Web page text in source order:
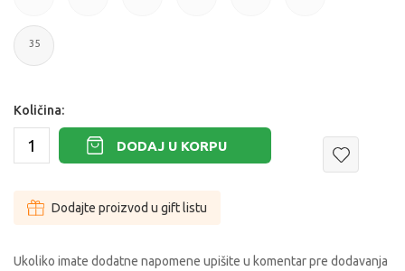
29
35
Količina:
DODAJ U KORPU
Dodajte proizvod u gift listu
Ukoliko imate dodatne napomene upišite u komentar pre dodavanja